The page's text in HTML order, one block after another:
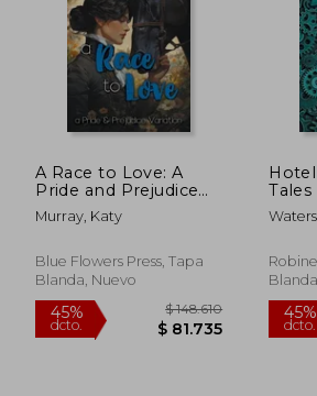
A Race to Love: A
Pride and Prejudice
Variation (en Inglés)
Murray, Katy
Blue Flowers Press, Tapa
Blanda, Nuevo
(en